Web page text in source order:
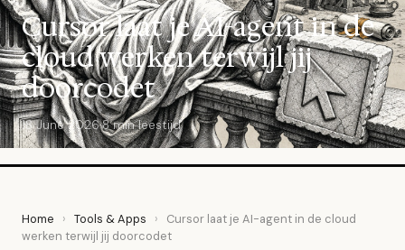
Cursor laat je AI-agent in de
cloud werken terwijl jij
doorcodet
18 June 2026·8 min leestijd
Home › Tools & Apps ›
Cursor laat je AI-agent in de cloud
werken terwijl jij doorcodet